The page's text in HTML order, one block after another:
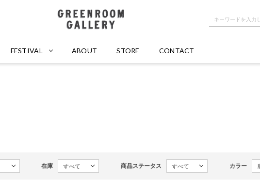
FESTIVAL ABOUT STORE CONTACT
在庫 商品ステータス カラー